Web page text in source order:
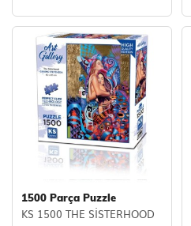
1500 Parça Puzzle
KS 1500 THE SİSTERHOOD